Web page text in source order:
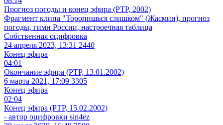
Прогноз погоды и конец эфира (РТР, 2002)
Фрагмент клипа "Торопишься слишком" (Жасмин), прогноз
погоды, гимн России, настроечная таблица
Собственная оцифровка
24 апреля 2023, 13:31 2440
Конец эфира
04:01
Окончание эфира (РТР, 13.01.2002)
6 марта 2021, 17:09 3305
Конец эфира
02:04
Конец эфира (РТР, 15.02.2002)
- автор оцифровки sin4ez